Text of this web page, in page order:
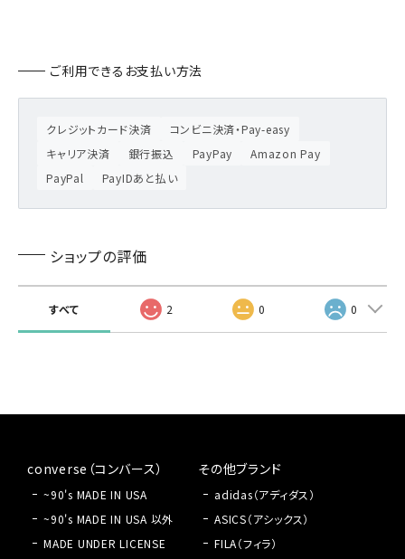
converse（コンバース）
~90's MADE IN USA
~90's MADE IN USA 以外
MADE UNDER LICENSE
その他ブランド
adidas（アディダス）
ASICS（アシックス）
FILA（フィラ）
ご利用できるお支払い方法
クレジットカード決済
コンビニ決済・Pay-easy
キャリア決済
銀行振込 PayPay
Amazon Pay
PayPal
PayIDあと払い
ショップの評価
すべて 2 0 0